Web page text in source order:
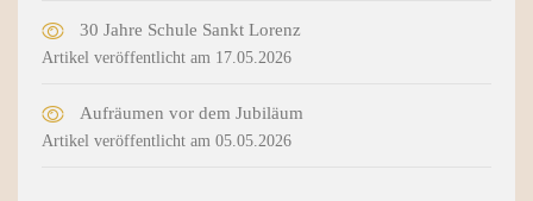
30 Jahre Schule Sankt Lorenz
Artikel veröffentlicht am 17.05.2026
Aufräumen vor dem Jubiläum
Artikel veröffentlicht am 05.05.2026